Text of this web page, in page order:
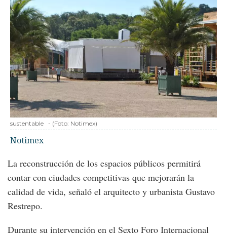
sustentable - (Foto: Notimex)
Notimex
La reconstrucción de los espacios públicos permitirá
contar con ciudades competitivas que mejorarán la
calidad de vida, señaló el arquitecto y urbanista Gustavo
Restrepo.
Durante su intervención en el Sexto Foro Internacional